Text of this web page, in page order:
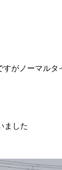
がノーマルタ
ました